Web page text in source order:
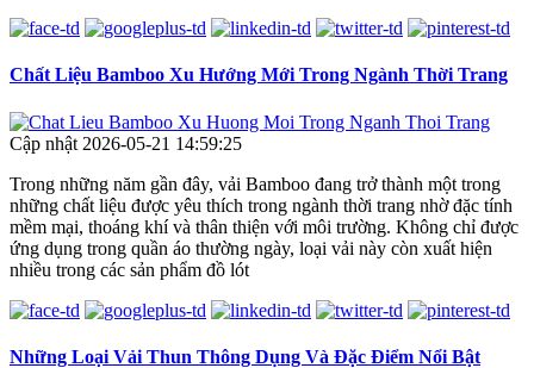
Chất Liệu Bamboo Xu Hướng Mới Trong Ngành Thời Trang
Cập nhật 2026-05-21 14:59:25
Trong những năm gần đây, vải Bamboo đang trở thành một trong
những chất liệu được yêu thích trong ngành thời trang nhờ đặc tính
mềm mại, thoáng khí và thân thiện với môi trường. Không chỉ được
ứng dụng trong quần áo thường ngày, loại vải này còn xuất hiện
nhiều trong các sản phẩm đồ lót
Những Loại Vải Thun Thông Dụng Và Đặc Điểm Nổi Bật